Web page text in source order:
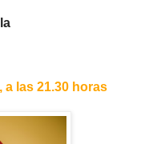
a las 21.30 horas